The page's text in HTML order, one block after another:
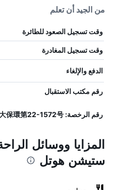
من الجيد أن تعلم
وقت تسجيل الصعود للطائرة
وقت تسجيل المغادرة
الدفع والإلغاء
رقم مكتب الاستقبال
رقم الرخصة: 大阪市指令 大保環第22-1572号
المزايا ووسائل
ستيشن هوتل